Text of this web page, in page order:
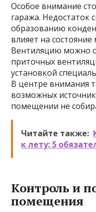
Особое внимание
гаража. Недостаток
образованию
влияет на
Вентиляцию можно
приточных
установкой
В центре внимания
возможных
помещении не
Читайте также:
к лету: 5
Контроль и
помещения